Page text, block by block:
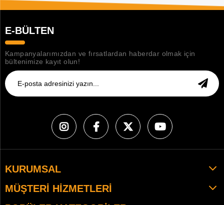
E-BÜLTEN
Kampanyalarımızdan ve fırsatlardan haberdar olmak için
bültenimize kayıt olun!
KURUMSAL
MÜŞTERI HIZMETLERI